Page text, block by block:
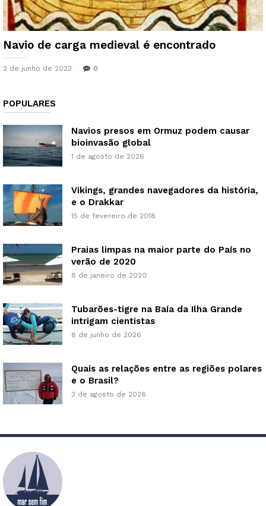
Navio de carga medieval é encontrado
2 de junho de 2023 0
POPULARES
Navios presos em Ormuz podem causar
bioinvasão global
1 de agosto de 2026
Vikings, grandes navegadores da história,
e o Drakkar
15 de fevereiro de 2018
Praias limpas na maior parte do País no
verão de 2020
8 de janeiro de 2020
Tubarões-tigre na Baía da Ilha Grande
intrigam cientistas
8 de junho de 2026
Quais as relações entre as regiões polares
e o Brasil?
3 de agosto de 2026